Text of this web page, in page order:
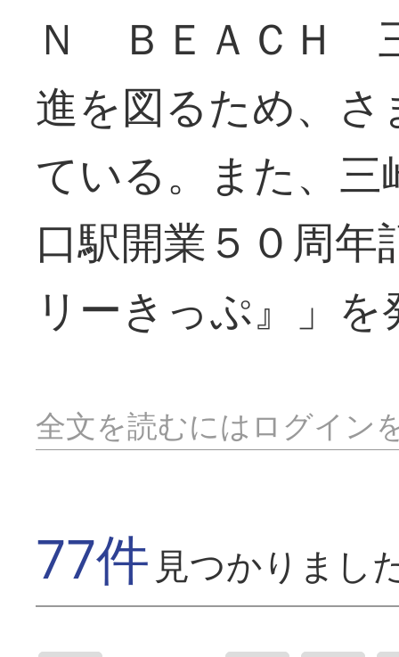
Ｎ ＢＥＡＣＨ
進を図るため、
ている。また、
口駅開業５０周年
リーきっぷ』」
全文を読むにはログイン
77件 見つかりまし